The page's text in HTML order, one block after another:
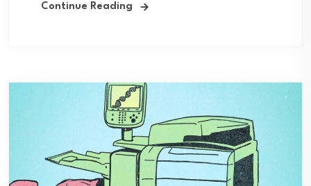
Continue Reading